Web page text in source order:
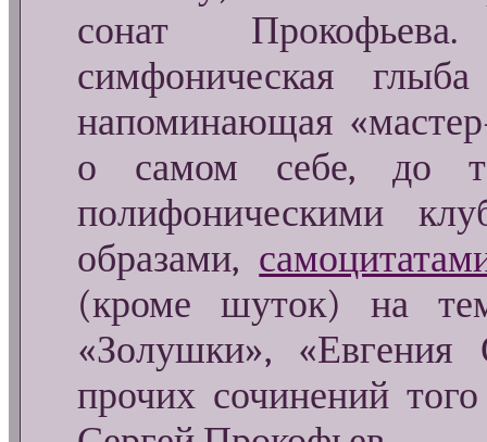
сонат
симфоническая
напоминающая
о самом себе, до
полифоническими
образами,
(кроме шуток) на
«Золушки»,
прочих сочинений